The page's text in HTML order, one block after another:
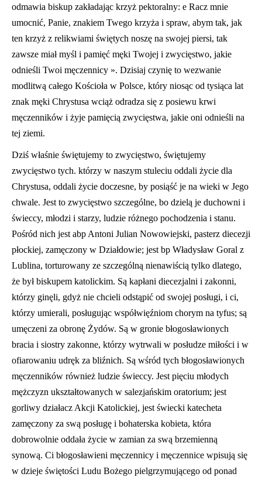
odmawia biskup zakładając krzyż pektoralny: e Racz mnie
umocnić, Panie, znakiem Twego krzyża i spraw, abym tak, jak
ten krzyż z relikwiami świętych noszę na swojej piersi, tak
zawsze miał myśl i pamięć męki Twojej i zwycięstwo, jakie
odnieśli Twoi męczennicy ». Dzisiaj czynię to wezwanie
modlitwą całego Kościoła w Polsce, który niosąc od tysiąca lat
znak męki Chrystusa wciąż odradza się z posiewu krwi
męczenników i żyje pamięcią zwycięstwa, jakie oni odnieśli na
tej ziemi.
Dziś właśnie świętujemy to zwycięstwo, świętujemy
zwycięstwo tych. którzy w naszym stuleciu oddali życie dla
Chrystusa, oddali życie doczesne, by posiąść je na wieki w Jego
chwale. Jest to zwycięstwo szczególne, bo dzielą je duchowni i
świeccy, młodzi i starzy, ludzie różnego pochodzenia i stanu.
Pośród nich jest abp Antoni Julian Nowowiejski, pasterz diecezji
płockiej, zamęczony w Działdowie; jest bp Władysław Goral z
Lublina, torturowany ze szczególną nienawiścią tylko dlatego,
że był biskupem katolickim. Są kapłani diecezjalni i zakonni,
którzy ginęli, gdyż nie chcieli odstąpić od swojej posługi, i ci,
którzy umierali, posługując współwięźniom chorym na tyfus; są
umęczeni za obronę Żydów. Są w gronie błogosławionych
bracia i siostry zakonne, którzy wytrwali w posłudze miłości i w
ofiarowaniu udręk za bliźnich. Są wśród tych błogosławionych
męczenników również ludzie świeccy. Jest pięciu młodych
mężczyzn ukształtowanych w salezjańskim oratorium; jest
gorliwy działacz Akcji Katolickiej, jest świecki katecheta
zamęczony za swą posługę i bohaterska kobieta, która
dobrowolnie oddała życie w zamian za swą brzemienną
synową. Ci błogosławieni męczennicy i męczennice wpisują się
w dzieje świętości Ludu Bożego pielgrzymującego od ponad